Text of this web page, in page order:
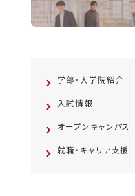
学部･大学院紹介
入試情報
オープンキャンパス
就職・キャリア支援